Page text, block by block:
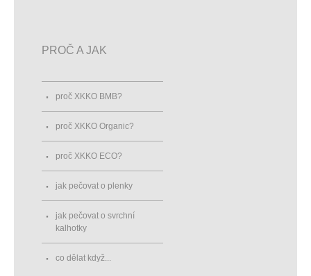
PROČ A JAK
proč XKKO BMB?
proč XKKO Organic?
proč XKKO ECO?
jak pečovat o plenky
jak pečovat o svrchní
kalhotky
co dělat když...